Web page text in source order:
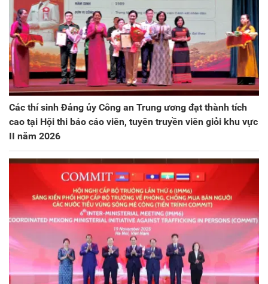
Các thí sinh Đảng ủy Công an Trung ương đạt thành tích
cao tại Hội thi báo cáo viên, tuyên truyền viên giỏi khu vực
II năm 2026